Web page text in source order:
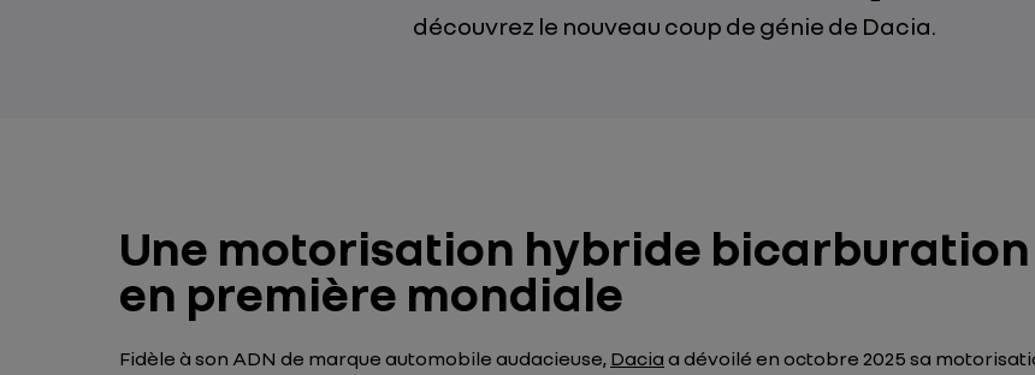
découvrez le nouveau coup de génie de Dacia.
Une motorisation hybride bicarburation
en première mondiale
Fidèle à son ADN de marque automobile audacieuse, Dacia a dévoilé en octobre 2025 sa